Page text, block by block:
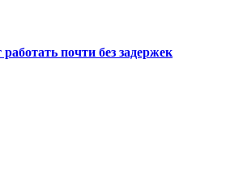
почти без задержек